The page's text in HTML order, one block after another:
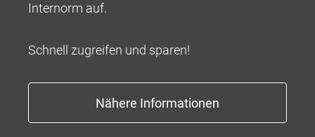
Internorm auf.
Schnell zugreifen und sparen!